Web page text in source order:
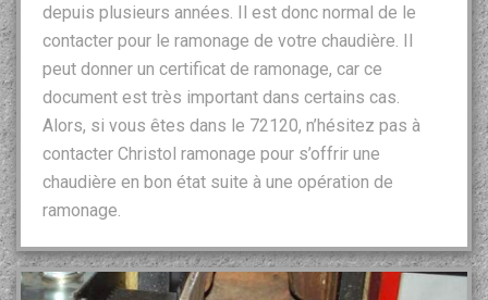
depuis plusieurs années. Il est donc normal de le
contacter pour le ramonage de votre chaudière. Il
peut donner un certificat de ramonage, car ce
document est très important dans certains cas.
Alors, si vous êtes dans le 72120, n’hésitez pas à
contacter Christol ramonage pour s’offrir une
chaudière en bon état suite à une opération de
ramonage.